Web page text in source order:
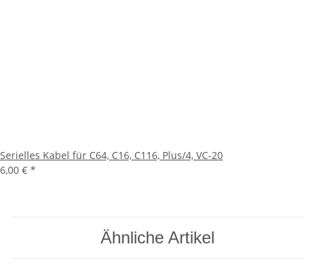
Serielles Kabel für C64, C16, C116, Plus/4, VC-20
6,00 € *
Ähnliche Artikel